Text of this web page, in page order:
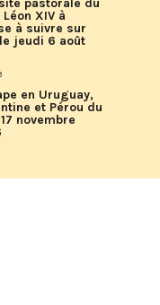
pastorale du
Léon XIV à
à suivre sur
le jeudi 6 août
en Uruguay,
et Pérou du
novembre